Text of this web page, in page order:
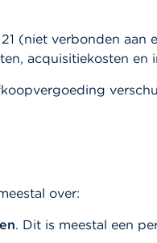
(niet verbonden aan
acquisitiekosten en
over:
. Dit is meestal een